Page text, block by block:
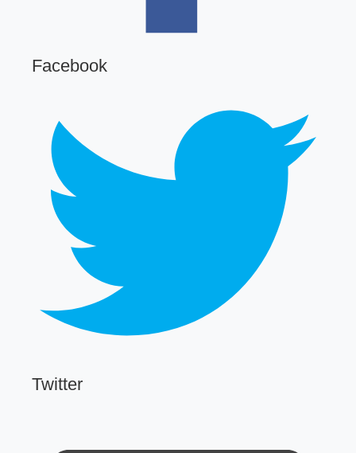
Facebook
Twitter